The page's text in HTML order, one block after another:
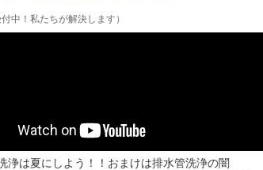
付中！私たちが解決します）
浄は夏にしよう！！おまけは排水管洗浄の闇